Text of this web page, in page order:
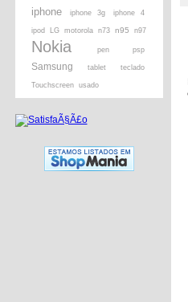
iphone iphone 3g iphone 4
ipod LG motorola n73 n95 n97
Nokia pen psp
Samsung tablet teclado
Touchscreen usado